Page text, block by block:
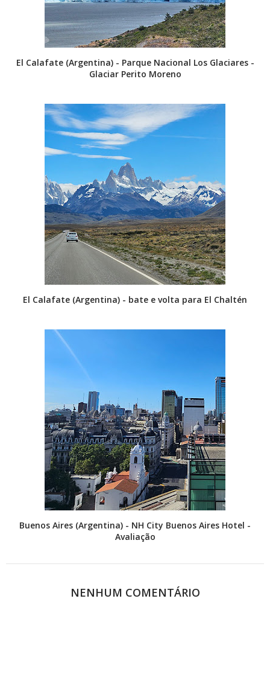
El Calafate (Argentina) - Parque Nacional Los Glaciares -
Glaciar Perito Moreno
El Calafate (Argentina) - bate e volta para El Chaltén
Buenos Aires (Argentina) - NH City Buenos Aires Hotel -
Avaliação
NENHUM COMENTÁRIO